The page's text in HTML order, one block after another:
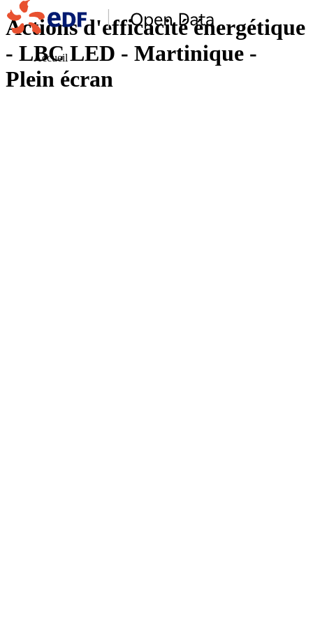
Accueil
Actions d'efficacité énergétique
- LBC LED - Martinique -
Plein écran